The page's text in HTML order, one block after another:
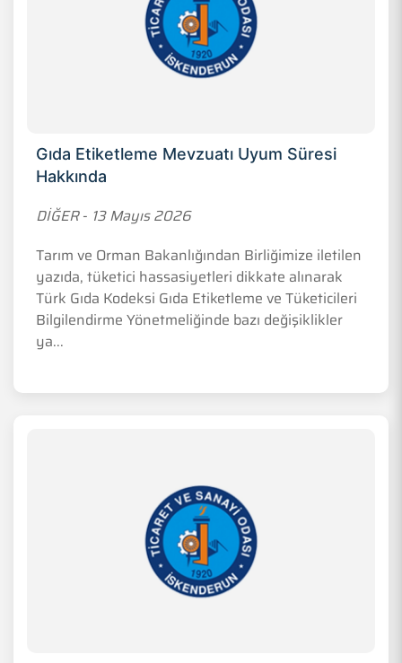
Gıda Etiketleme Mevzuatı Uyum Süresi
Hakkında
DİĞER- 13 Mayıs 2026
Tarım ve Orman Bakanlığından Birliğimize iletilen
yazıda, tüketici hassasiyetleri dikkate alınarak
Türk Gıda Kodeksi Gıda Etiketleme ve Tüketicileri
Bilgilendirme Yönetmeliğinde bazı değişiklikler
ya...